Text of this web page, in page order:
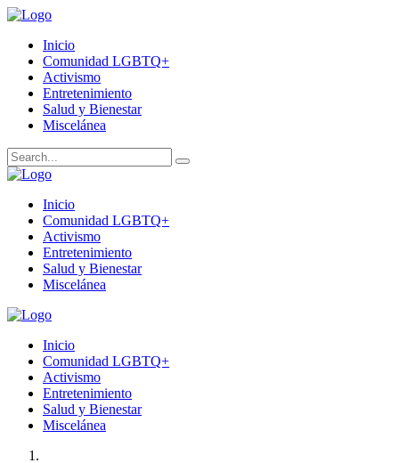
Inicio
Comunidad LGBTQ+
Activismo
Entretenimiento
Salud y Bienestar
Miscelánea
Inicio
Comunidad LGBTQ+
Activismo
Entretenimiento
Salud y Bienestar
Miscelánea
Inicio
Comunidad LGBTQ+
Activismo
Entretenimiento
Salud y Bienestar
Miscelánea